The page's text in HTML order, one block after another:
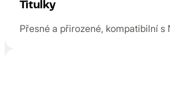
Titulky
Přesné a přirozené, kompatibilní